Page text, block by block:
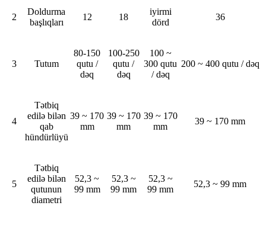
2
Doldurma
başlıqları
12 18
iyirmi
dörd
36
3 Tutum
80-150
qutu /
dəq
100-250
qutu /
dəq
100 ~
300 qutu
/ dəq
200 ~ 400 qutu / dəq
4
Tətbiq
edilə bilən
qab
hündürlüyü
39 ~ 170
mm
39 ~ 170
mm
39 ~ 170
mm
39 ~ 170 mm
5
Tətbiq
edilə bilən
qutunun
diametri
52,3 ~
99 mm
52,3 ~
99 mm
52,3 ~
99 mm
52,3 ~ 99 mm